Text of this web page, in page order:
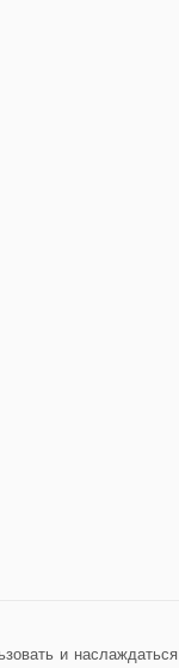
и наслаждаться